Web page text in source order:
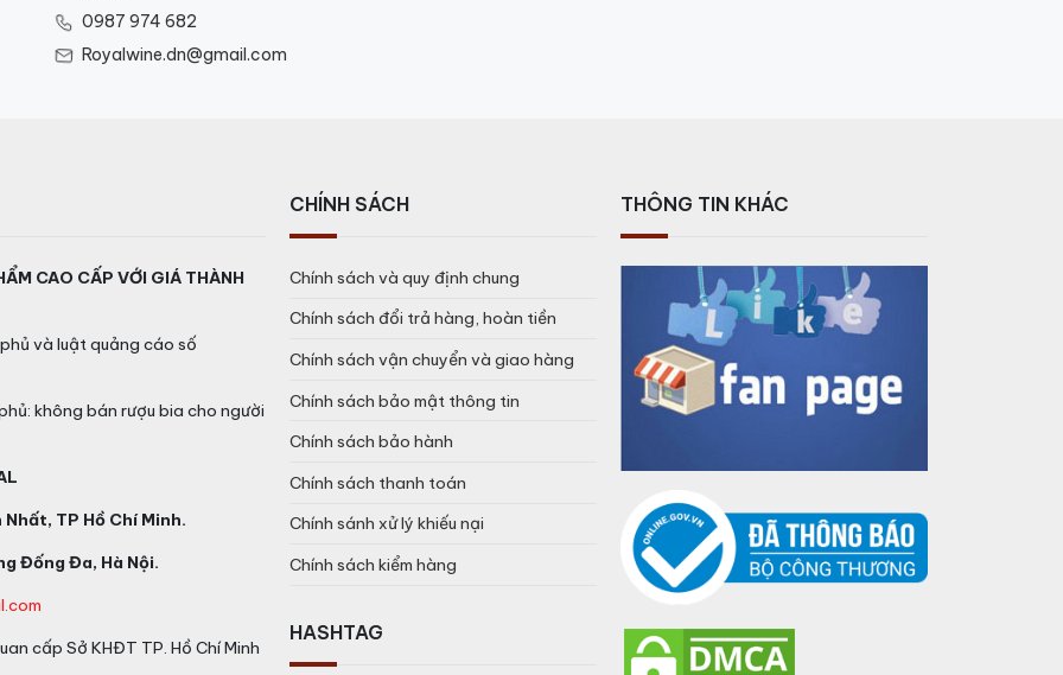
0987 974 682
Royalwine.dn@gmail.com
CAO CẤP VỚI GIÁ THÀNH
và luật quảng cáo số
không bán rượu bia cho người
TP Hồ Chí Minh.
Đống Đa, Hà Nội.
cấp Sở KHĐT TP. Hồ Chí Minh
CHÍNH SÁCH
Chính sách và quy định chung
Chính sách đổi trả hàng, hoàn tiền
Chính sách vận chuyển và giao hàng
Chính sách bảo mật thông tin
Chính sách bảo hành
Chính sách thanh toán
Chính sánh xử lý khiếu nại
Chính sách kiểm hàng
HASHTAG
THÔNG TIN KHÁC